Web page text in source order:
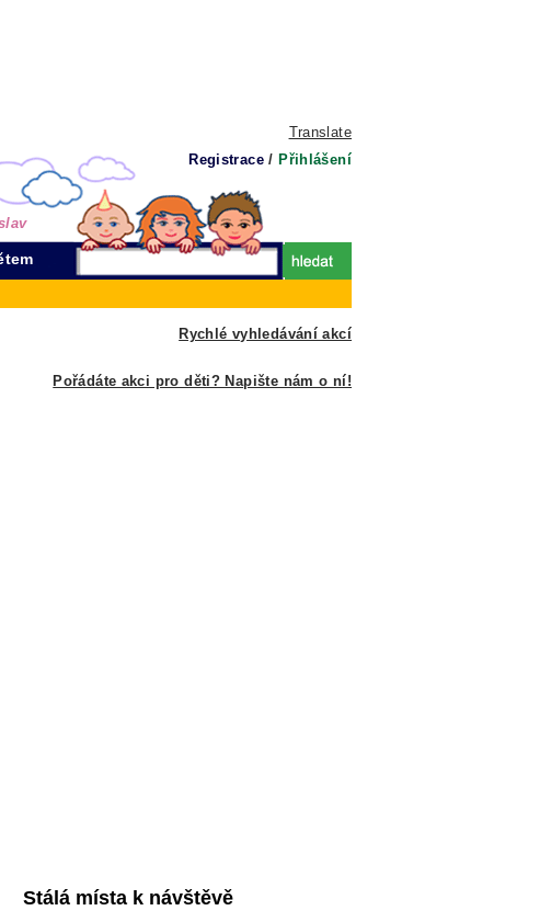
Translate
Registrace / Přihlášení
Rychlé vyhledávání akcí
Pořádáte akci pro děti? Napište nám o ní!
Stálá místa k návštěvě